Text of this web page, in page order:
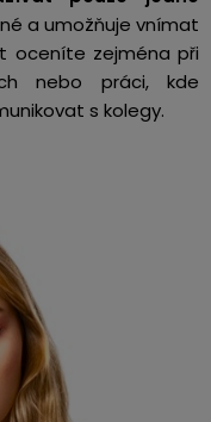
a umožňuje vnímat
oceníte zejména při
nebo práci, kde
s kolegy.